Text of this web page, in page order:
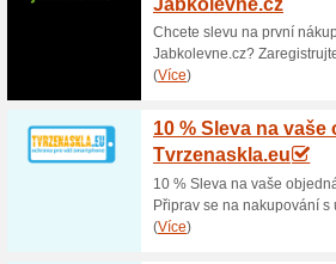
Až 15 %
Rcprofi.cz
40% fungovalo